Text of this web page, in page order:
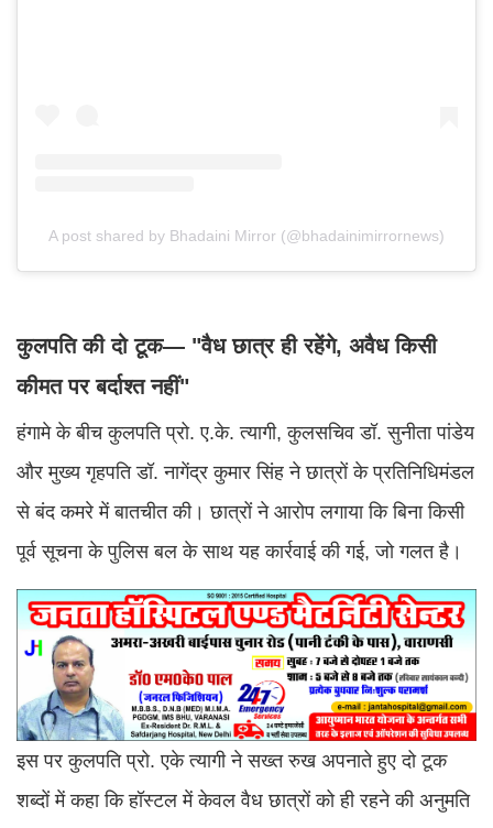
A post shared by Bhadaini Mirror (@bhadainimirrornews)
कुलपति की दो टूक— "वैध छात्र ही रहेंगे, अवैध किसी
कीमत पर बर्दाश्त नहीं"
हंगामे के बीच कुलपति प्रो. ए.के. त्यागी, कुलसचिव डॉ. सुनीता पांडेय
और मुख्य गृहपति डॉ. नागेंद्र कुमार सिंह ने छात्रों के प्रतिनिधिमंडल
से बंद कमरे में बातचीत की। छात्रों ने आरोप लगाया कि बिना किसी
पूर्व सूचना के पुलिस बल के साथ यह कार्रवाई की गई, जो गलत है।
इस पर कुलपति प्रो. एके त्यागी ने सख्त रुख अपनाते हुए दो टूक
शब्दों में कहा कि हॉस्टल में केवल वैध छात्रों को ही रहने की अनुमति